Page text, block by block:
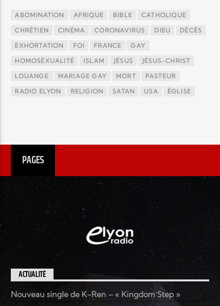
ABOMINATION AFRIQUE BIBLE CATHOLIQUE
CHRÉTIEN CINÉMA CORONAVIRUS DIEU DÉCÈS
EXHORTATION FOI FRANCE GAY
HOMOSÉXUALITÉ ISLAM JÉSUS JÉSUS-CHRIST
LOUANGE MARIAGE GAY MORT PASTEUR
RADIO ELYON RELIGION SATAN USA ÉGLISE
PAGES
ACTUALITÉ
Nouveau single de K-Ren – « Kingdom Step »